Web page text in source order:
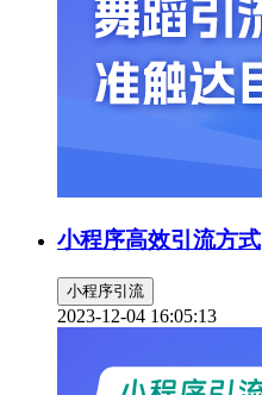
小程序高效引流方式
小程序引流
2023-12-04 16:05:13